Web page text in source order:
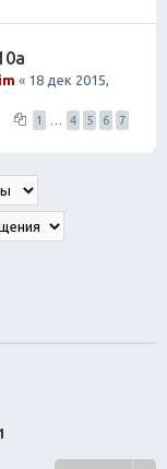
« 18 дек 2015,
1 4 5 6 7